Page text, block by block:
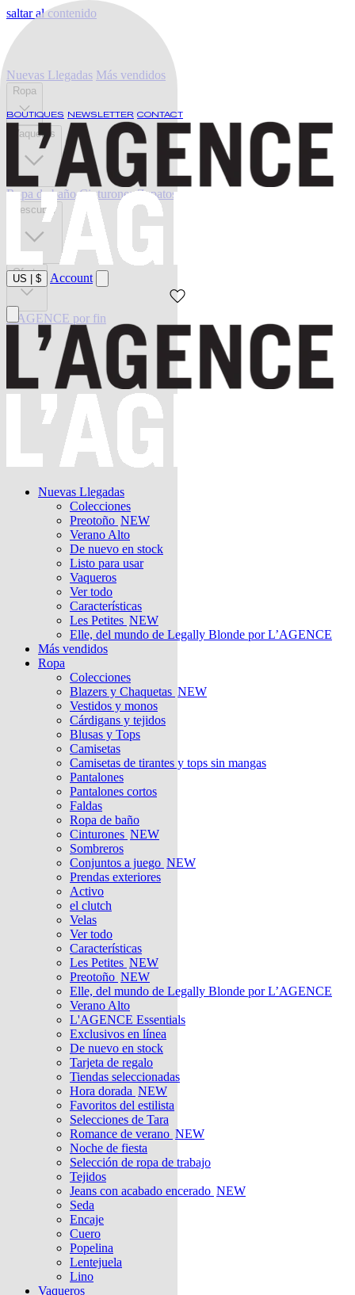
saltar al contenido
BOUTIQUES NEWSLETTER CONTACT
US $ Account
Nuevas Llegadas
Colecciones
Preotoño NEW
Verano Alto
De nuevo en stock
Listo para usar
Vaqueros
Ver todo
Características
Les Petites NEW
Elle, del mundo de Legally Blonde por L’AGENCE
Más vendidos
Ropa
Colecciones
Blazers y Chaquetas NEW
Vestidos y monos
Cárdigans y tejidos
Blusas y Tops
Camisetas
Camisetas de tirantes y tops sin mangas
Pantalones
Pantalones cortos
Faldas
Ropa de baño
Cinturones NEW
Sombreros
Conjuntos a juego NEW
Prendas exteriores
Activo
el clutch
Velas
Ver todo
Características
Les Petites NEW
Preotoño NEW
Elle, del mundo de Legally Blonde por L’AGENCE
Verano Alto
L'AGENCE Essentials
Exclusivos en línea
De nuevo en stock
Tarjeta de regalo
Tiendas seleccionadas
Hora dorada NEW
Favoritos del estilista
Selecciones de Tara
Romance de verano NEW
Noche de fiesta
Selección de ropa de trabajo
Tejidos
Jeans con acabado encerado NEW
Seda
Encaje
Cuero
Popelina
Lentejuela
Lino
Vaqueros
Nuevas Llegadas Más vendidos
Ropa
Vaqueros
Ropa de baño Cinturones Zapatos
Descubrir
Oferta
L'AGENCE por fin